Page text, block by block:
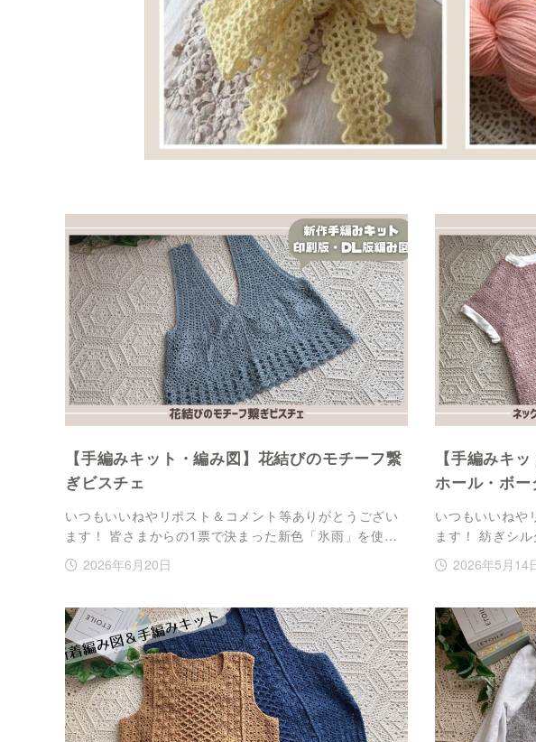
【手編みキット・編み図】花結びのモチーフ繋
ぎビスチェ
いつもいいねやリポスト＆コメント等ありがとうござい
ます！ 皆さまからの1票で決まった新色「氷雨」を使…
2026年6月20日
【手編みキ
ホール・ボ
いつもいいねや
ます！ 紡ぎシ
2026年5月14